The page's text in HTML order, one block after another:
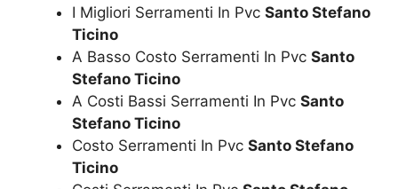
I Migliori Serramenti In Pvc Santo Stefano
Ticino
A Basso Costo Serramenti In Pvc Santo
Stefano Ticino
A Costi Bassi Serramenti In Pvc Santo
Stefano Ticino
Costo Serramenti In Pvc Santo Stefano
Ticino